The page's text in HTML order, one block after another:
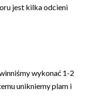
jest kilka odcieni
wykonać 1-2
unikniemy plam i